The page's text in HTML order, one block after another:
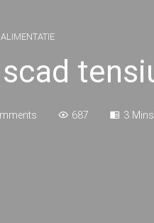
ALIMENTATIE
687 3